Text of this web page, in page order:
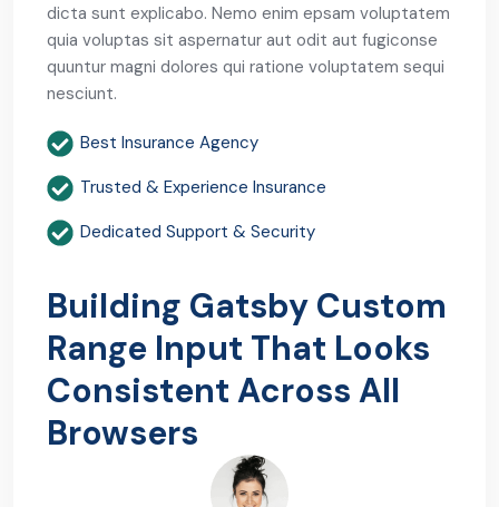
dicta sunt explicabo. Nemo enim epsam voluptatem
quia voluptas sit aspernatur aut odit aut fugiconse
quuntur magni dolores qui ratione voluptatem sequi
nesciunt.
Best Insurance Agency
Trusted & Experience Insurance
Dedicated Support & Security
Building Gatsby Custom
Range Input That Looks
Consistent Across All
Browsers